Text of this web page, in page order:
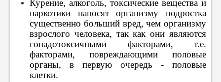
Курение, алкоголь, токсические вещества и
наркотики наносят организму подростка
существенно больший вред, чем организму
взрослого человека, так как они являются
гонадотоксичными факторами, т.е.
факторами, повреждающими половые
органы, в первую очередь - половые
клетки.